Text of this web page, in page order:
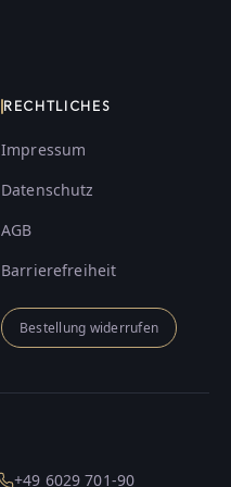
RECHTLICHES
Impressum
Datenschutz
AGB
Barrierefreiheit
Bestellung widerrufen
+49 6029 701-90